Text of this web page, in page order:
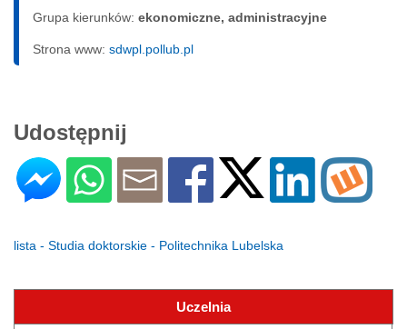
Grupa kierunków: ekonomiczne, administracyjne
Strona www: sdwpl.pollub.pl
Udostępnij
lista - Studia doktorskie - Politechnika Lubelska
Uczelnia